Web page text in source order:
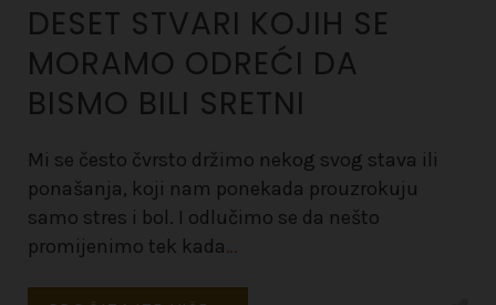
DESET STVARI KOJIH SE
MORAMO ODREĆI DA
BISMO BILI SRETNI
Mi se često čvrsto držimo nekog svog stava ili
ponašanja, koji nam ponekada prouzrokuju
samo stres i bol. I odlučimo se da nešto
promijenimo tek kada…